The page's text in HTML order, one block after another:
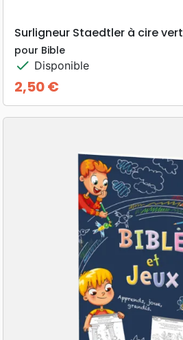
Surligneur Staedtler à cire vert
pour Bible
check Disponible
Prix
2,50 €